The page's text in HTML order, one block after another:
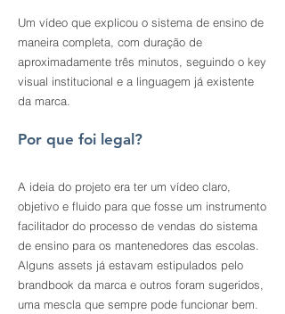
Um vídeo que explicou o sistema de ensino de
maneira completa, com duração de
aproximadamente três minutos, seguindo o key
visual institucional e a linguagem já existente
da marca.
Por que foi legal?
A ideia do projeto era ter um vídeo claro,
objetivo e fluido para que fosse um instrumento
facilitador do processo de vendas do sistema
de ensino para os mantenedores das escolas.
Alguns assets já estavam estipulados pelo
brandbook da marca e outros foram sugeridos,
uma mescla que sempre pode funcionar bem.